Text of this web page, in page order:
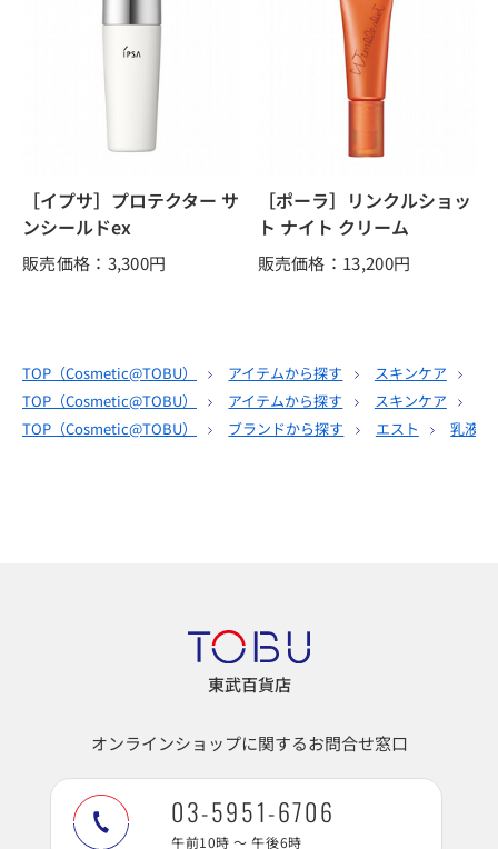
［イプサ］プロテクター サ
ンシールドex
販売価格：3,300円
［ポーラ］リンクルショッ
ト ナイト クリーム
販売価格：13,200円
TOP（Cosmetic@TOBU） アイテムから探す スキンケア
TOP（Cosmetic@TOBU） アイテムから探す スキンケア
TOP（Cosmetic@TOBU） ブランドから探す エスト 乳液
東武百貨店
オンラインショップに関するお問合せ窓口
03-5951-6706
午前10時 ～ 午後6時